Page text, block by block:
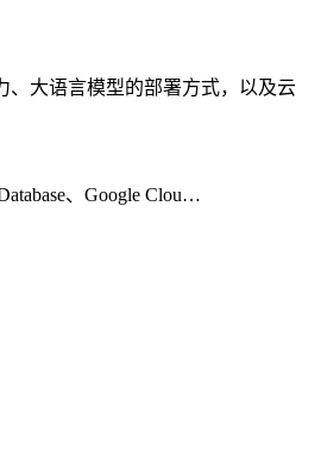
大语言模型的部署方式，以及云
、Google Clou…